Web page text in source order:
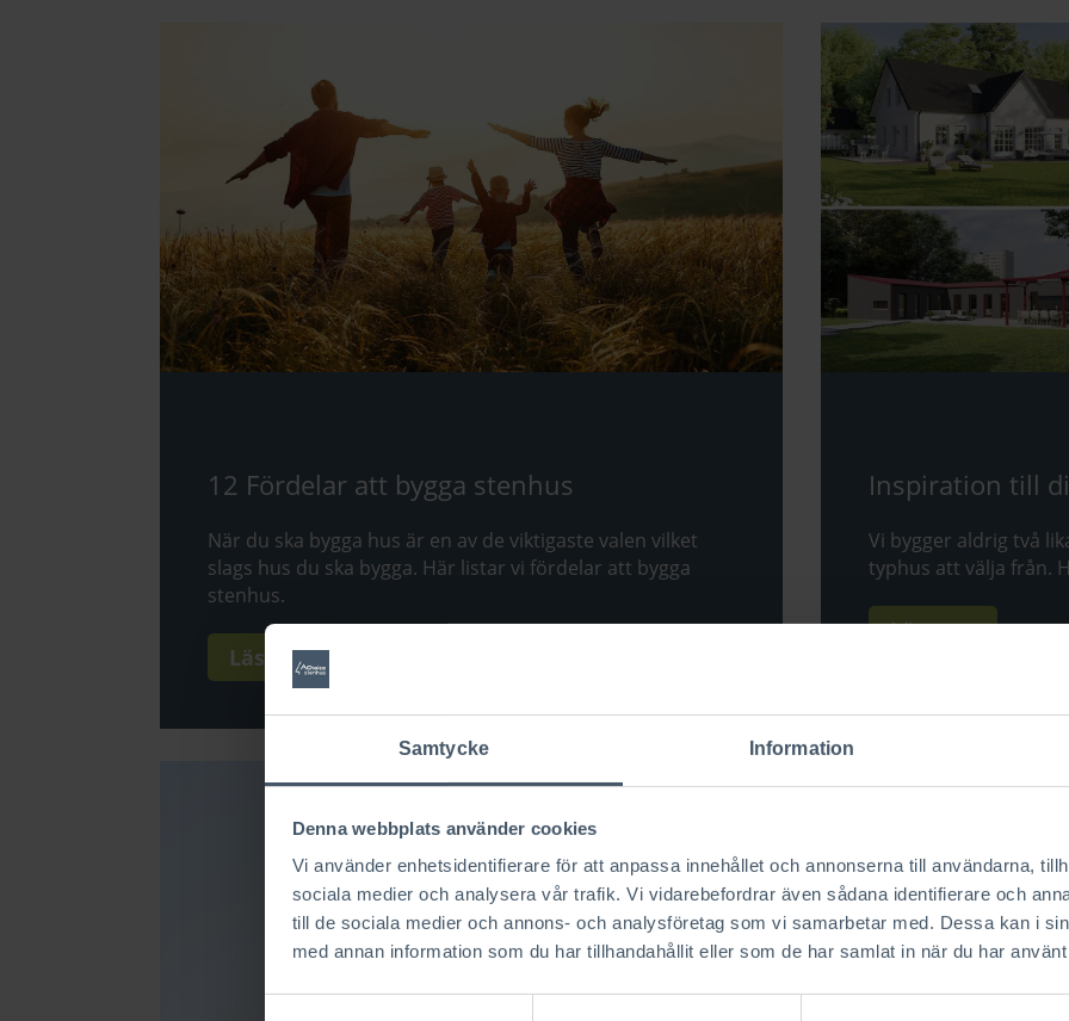
Samtycke Information
Denna webbplats använder cookies
Vi använder enhetsidentifierare för att anpassa innehållet och annonserna till användarna,
sociala medier och analysera vår trafik. Vi vidarebefordrar även sådana identifierare och
till de sociala medier och annons- och analysföretag som vi samarbetar med. Dessa kan i
med annan information som du har tillhandahållit eller som de har samlat in när du har
12 Fördelar att bygga stenhus
När du ska bygga hus är en av de viktigaste valen vilket
slags hus du ska bygga. Här listar vi fördelar att bygga
stenhus.
Läs mer
Inspiration till
Vi bygger aldrig två
typhus att välja från.
Läs mer